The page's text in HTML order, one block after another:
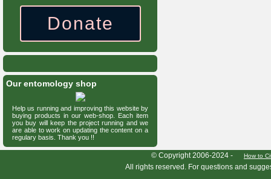
Donate
Our entomology shop
Help us running and improving this website by
buying products in our web-shop. Each item
you buy will keep the project running and we
are able to work on updating the content on a
regulary basis. Thank you !!
© Copyright 2006-2024 - How to
All rights reserved. For questions and